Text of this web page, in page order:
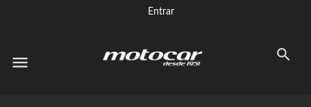
Entrar
menu